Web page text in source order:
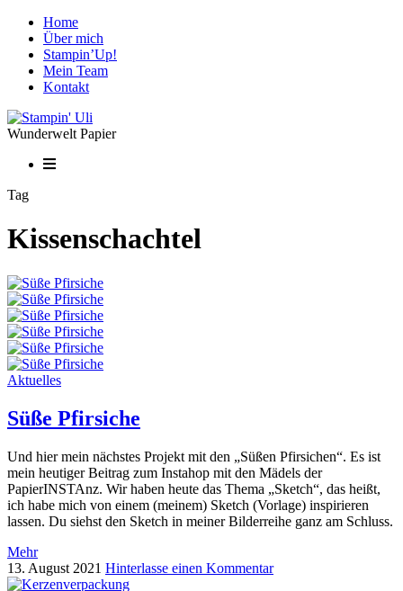
Home
Über mich
Stampin’Up!
Mein Team
Kontakt
Wunderwelt Papier
Tag
Kissenschachtel
Aktuelles
Süße Pfirsiche
Und hier mein nächstes Projekt mit den „Süßen Pfirsichen“. Es ist
mein heutiger Beitrag zum Instahop mit den Mädels der
PapierINSTAnz. Wir haben heute das Thema „Sketch“, das heißt,
ich habe mich von einem (meinem) Sketch (Vorlage) inspirieren
lassen. Du siehst den Sketch in meiner Bilderreihe ganz am Schluss.
Mehr
13. August 2021 Hinterlasse einen Kommentar